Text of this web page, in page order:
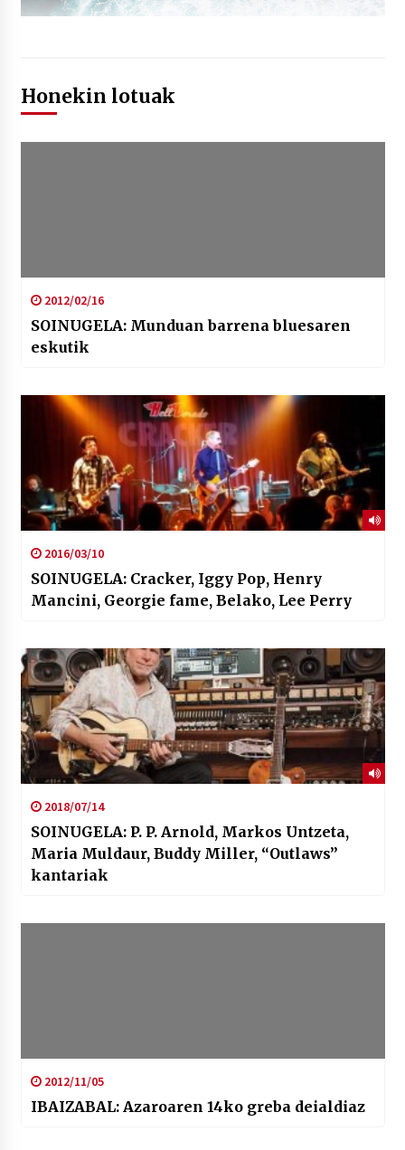
Honekin lotuak
2012/02/16
SOINUGELA: Munduan barrena bluesaren
eskutik
2016/03/10
SOINUGELA: Cracker, Iggy Pop, Henry
Mancini, Georgie fame, Belako, Lee Perry
2018/07/14
SOINUGELA: P. P. Arnold, Markos Untzeta,
Maria Muldaur, Buddy Miller, “Outlaws”
kantariak
2012/11/05
IBAIZABAL: Azaroaren 14ko greba deialdiaz